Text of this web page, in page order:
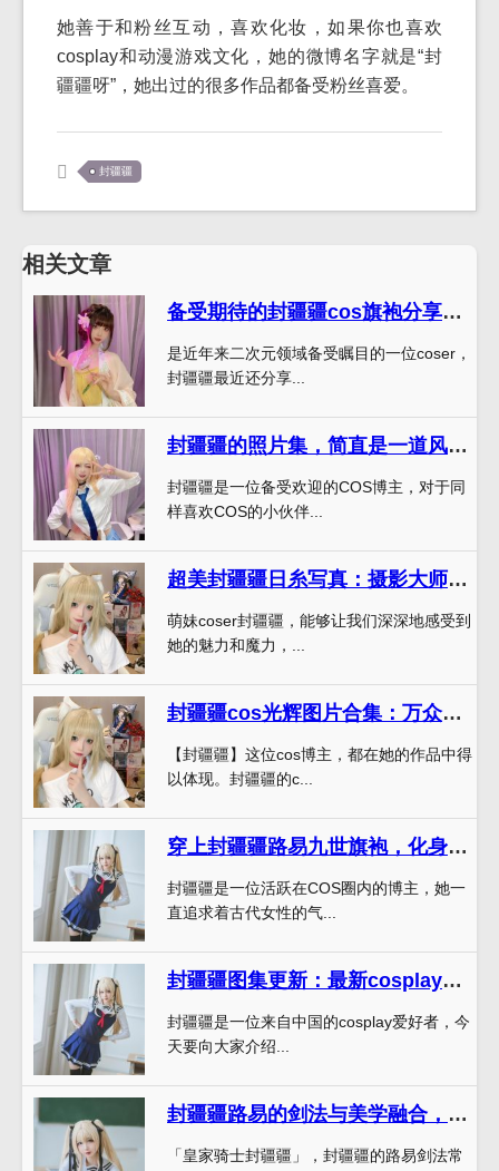
她善于和粉丝互动，喜欢化妆，如果你也喜欢
cosplay和动漫游戏文化，她的微博名字就是“封
疆疆呀”，她出过的很多作品都备受粉丝喜爱。
封疆疆
相关文章
备受期待的封疆疆cos旗袍分享，让你的世界多彩多姿
是近年来二次元领域备受瞩目的一位coser，
封疆疆最近还分享...
封疆疆的照片集，简直是一道风景线
封疆疆是一位备受欢迎的COS博主，对于同
样喜欢COS的小伙伴...
超美封疆疆日糸写真：摄影大师的代表之作
萌妹coser封疆疆，能够让我们深深地感受到
她的魅力和魔力，...
封疆疆cos光辉图片合集：万众瞩目的超百美图，每一张都是精品
【封疆疆】这位cos博主，都在她的作品中得
以体现。封疆疆的c...
穿上封疆疆路易九世旗袍，化身风华绝代的古风美人——cos作品
封疆疆是一位活跃在COS圈内的博主，她一
直追求着古代女性的气...
封疆疆图集更新：最新cosplay大作上线，欢迎观赏
封疆疆是一位来自中国的cosplay爱好者，今
天要向大家介绍...
封疆疆路易的剑法与美学融合，这些图片堪称经典之作
「皇家骑士封疆疆」，封疆疆的路易剑法常